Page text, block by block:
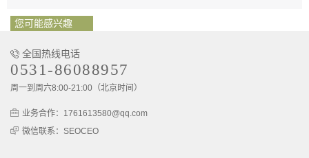
您可能感兴趣
全国热线电话
0531-86088957
周一到周六8:00-21:00（北京时间）
业务合作：1761613580@qq.com
微信联系：SEOCEO